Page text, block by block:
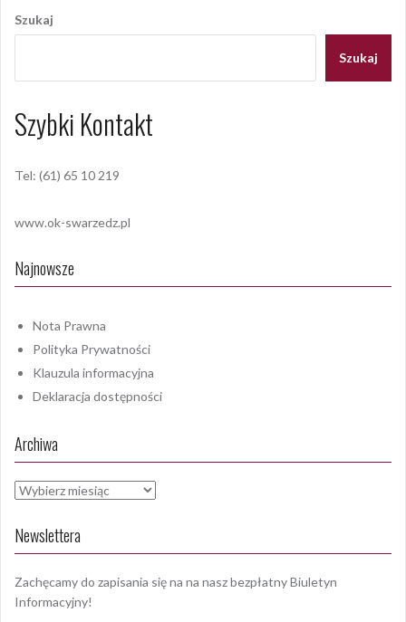
wpisu
Szukaj
Szukaj
Szybki Kontakt
Tel: (61) 65 10 219
www.ok-swarzedz.pl
Najnowsze
Nota Prawna
Polityka Prywatności
Klauzula informacyjna
Deklaracja dostępności
Archiwa
Archiwa
Newslettera
Zachęcamy do zapisania się na na nasz bezpłatny Biuletyn
Informacyjny!